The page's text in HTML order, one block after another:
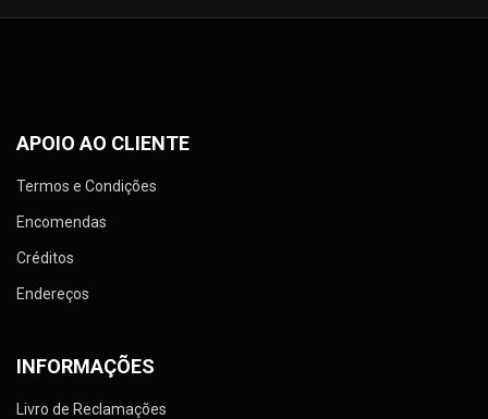
APOIO AO CLIENTE
Termos e Condições
Encomendas
Créditos
Endereços
INFORMAÇÕES
Livro de Reclamações